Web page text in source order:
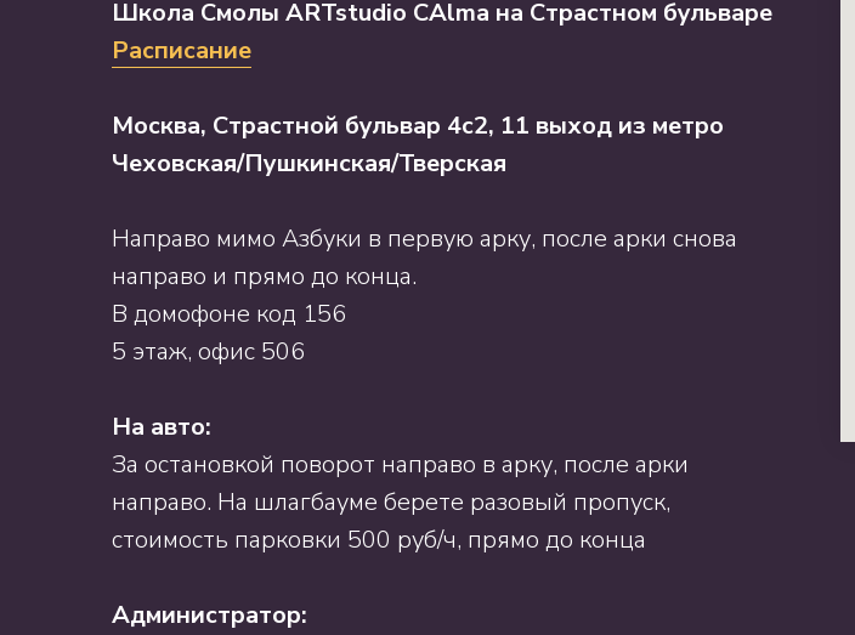
Школа Смолы ARTstudio CAlma на Страстном бульваре
Расписание
Москва, Страстной бульвар 4с2, 11 выход из метро
Чеховская/Пушкинская/Тверская
Направо мимо Азбуки в первую арку, после арки снова
направо и прямо до конца.
В домофоне код 156
5 этаж, офис 506
На авто:
За остановкой поворот направо в арку, после арки
направо. На шлагбауме берете разовый пропуск,
стоимость парковки 500 руб/ч, прямо до конца
Администратор: